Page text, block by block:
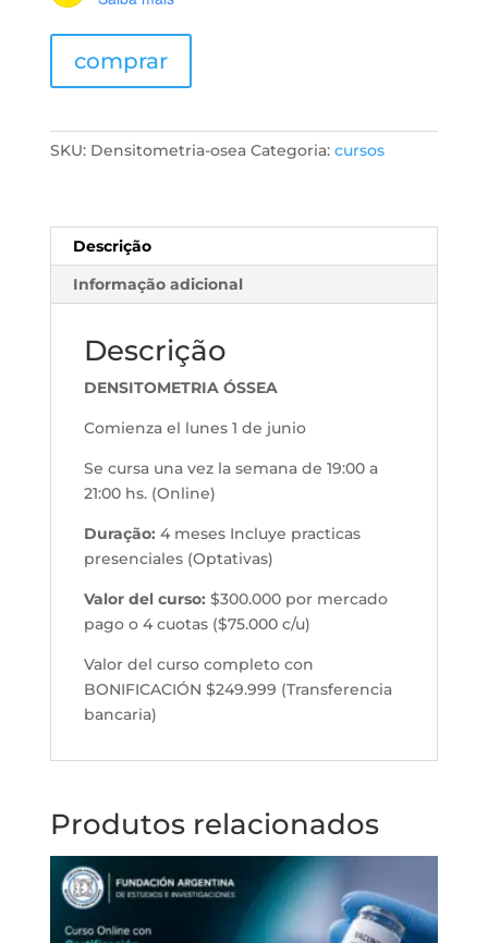
Ósea
quantidade
comprar
SKU: Densitometria-osea Categoria: cursos
Descrição
Informação adicional
Descrição
DENSITOMETRIA ÓSSEA
Comienza el lunes 1 de junio
Se cursa una vez la semana de 19:00 a
21:00 hs. (Online)
Duração: 4 meses Incluye practicas
presenciales (Optativas)
Valor del curso: $300.000 por mercado
pago o 4 cuotas ($75.000 c/u)
Valor del curso completo con
BONIFICACIÓN $249.999 (Transferencia
bancaria)
Produtos relacionados